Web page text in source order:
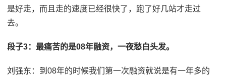
是好走，而且走的速度已经很快了，跑了好几站才走过
去。
段子3：最痛苦的是08年融资，一夜愁白头发。
刘强东：到08年的时候我们第一次融资就说是有一年多的